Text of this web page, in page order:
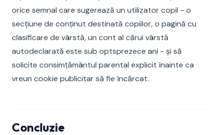
orice semnal care sugerează un utilizator copil - o
secțiune de conținut destinată copiilor, o pagină cu
clasificare de vârstă, un cont al cărui vârstă
autodeclarată este sub optsprezece ani - și să
solicite consimțământul parental explicit înainte ca
vreun cookie publicitar să fie încărcat.
Concluzie